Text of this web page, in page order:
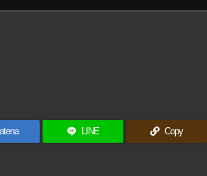
LINE Copy